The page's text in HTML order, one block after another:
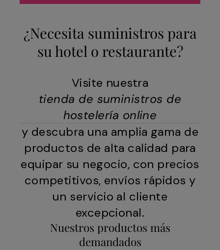
¿Necesita suministros para
su hotel o restaurante?
Visite nuestra
tienda de suministros de
hostelería online
y descubra una amplia gama de
productos de alta calidad para
equipar su negocio, con precios
competitivos, envíos rápidos y
un servicio al cliente
excepcional.
Nuestros productos más
demandados